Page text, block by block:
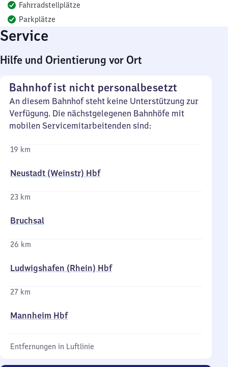
Fahrradstellplätze
Parkplätze
Service
Hilfe und Orientierung vor Ort
Bahnhof ist nicht personalbesetzt
An diesem Bahnhof steht keine Unterstützung zur
Verfügung. Die nächstgelegenen Bahnhöfe mit
mobilen Servicemitarbeitenden sind:
19 km
Neustadt (Weinstr) Hbf
23 km
Bruchsal
26 km
Ludwigshafen (Rhein) Hbf
27 km
Mannheim Hbf
Entfernungen in Luftlinie